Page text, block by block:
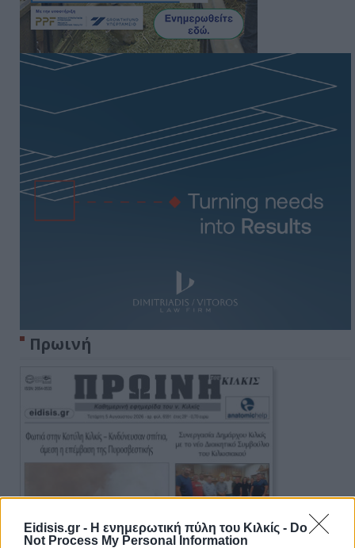
Eidisis.gr - Η ενημερωτική πύλη του Κιλκίς - Do
Not Process My Personal Information
Πρωινή